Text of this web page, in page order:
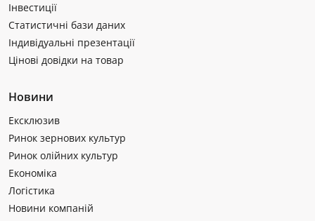
Інвестиції
Статистичні бази даних
Індивідуальні презентації
Цінові довідки на товар
Новини
Ексклюзив
Ринок зернових культур
Ринок олійних культур
Економіка
Логістика
Новини компаній